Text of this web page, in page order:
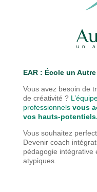
EAR : École un
Vous avez besoin de
de créativité ?
professionnels vous
vos hauts-potentiels.
Vous souhaitez
Devenir coach
pédagogie intégrative
atypiques.